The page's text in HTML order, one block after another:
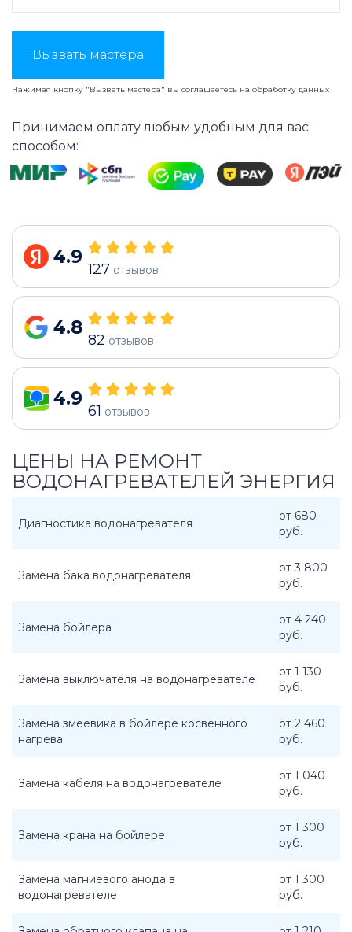
Вызвать мастера
Нажимая кнопку "Вызвать мастера" вы соглашаетесь на обработку данных
Принимаем оплату любым удобным для вас
способом:
4.9
127 отзывов
4.8
82 отзывов
4.9
61 отзывов
ЦЕНЫ НА РЕМОНТ
ВОДОНАГРЕВАТЕЛЕЙ ЭНЕРГИЯ
Диагностика водонагревателя
от 680
руб.
Замена бака водонагревателя
от 3 800
руб.
Замена бойлера
от 4 240
руб.
Замена выключателя на водонагревателе
от 1 130
руб.
Замена змеевика в бойлере косвенного
нагрева
от 2 460
руб.
Замена кабеля на водонагревателе
от 1 040
руб.
Замена крана на бойлере
от 1 300
руб.
Замена магниевого анода в
водонагревателе
от 1 300
руб.